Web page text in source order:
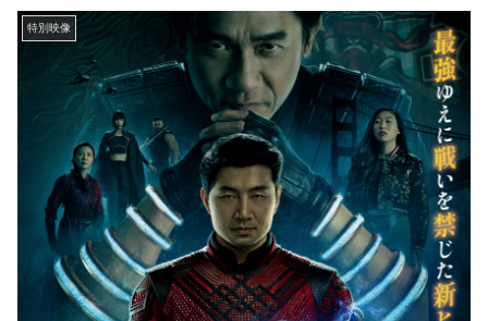
特別映像